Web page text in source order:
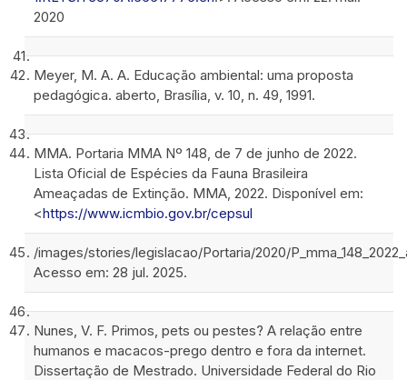
2020
Meyer, M. A. A. Educação ambiental: uma proposta
pedagógica. aberto, Brasília, v. 10, n. 49, 1991.
MMA. Portaria MMA Nº 148, de 7 de junho de 2022.
Lista Oficial de Espécies da Fauna Brasileira
Ameaçadas de Extinção. MMA, 2022. Disponível em:
<https://www.icmbio.gov.br/cepsul
/images/stories/legislacao/Portaria/2020/
Acesso em: 28 jul. 2025.
Nunes, V. F. Primos, pets ou pestes? A relação entre
humanos e macacos-prego dentro e fora da internet.
Dissertação de Mestrado. Universidade Federal do Rio